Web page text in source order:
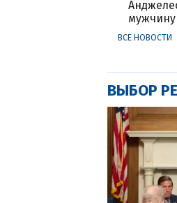
мужчину
ВСЕ НОВОСТИ
ВЫБОР